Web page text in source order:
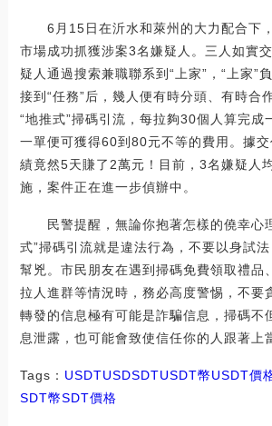
6月15日在沂水和萊州的大力配合下
市場成功抓獲涉案3名嫌疑人。三人如實
疑人通過搜索兼職聯系到“上家”，“上家”
接到“任務”后，幾人便有時分頭、有時合
“地推式”掃碼引流，每拉夠30個人算完成
一單便可獲得60到80元不等的費用。據
績竟然5天賺了2萬元！目前，3名嫌疑人
施，案件正在進一步偵辦中。
民警提醒，無論你抱著怎樣的僥幸心
式”掃碼引流就是違法行為，不要以身試
幫兇。市民朋友在遇到掃碼免費領取禮品
拉人進群等情況時，務必高度警惕，不要
轉發的信息極有可能是詐騙信息，掃碼不
息泄露，也可能會致使信任你的人跟著上
Tags： USDTUSDSDTUSDT幣USDT價
SDT幣SDT價格